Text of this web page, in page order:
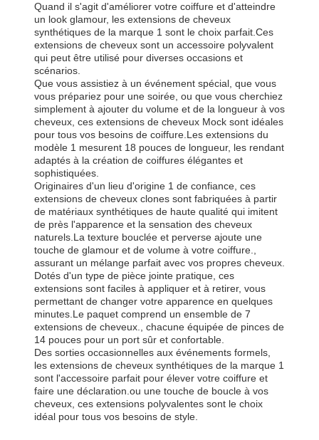
Quand il s'agit d'améliorer votre coiffure et d'atteindre
un look glamour, les extensions de cheveux
synthétiques de la marque 1 sont le choix parfait.Ces
extensions de cheveux sont un accessoire polyvalent
qui peut être utilisé pour diverses occasions et
scénarios.
Que vous assistiez à un événement spécial, que vous
vous prépariez pour une soirée, ou que vous cherchiez
simplement à ajouter du volume et de la longueur à vos
cheveux, ces extensions de cheveux Mock sont idéales
pour tous vos besoins de coiffure.Les extensions du
modèle 1 mesurent 18 pouces de longueur, les rendant
adaptés à la création de coiffures élégantes et
sophistiquées.
Originaires d'un lieu d'origine 1 de confiance, ces
extensions de cheveux clones sont fabriquées à partir
de matériaux synthétiques de haute qualité qui imitent
de près l'apparence et la sensation des cheveux
naturels.La texture bouclée et perverse ajoute une
touche de glamour et de volume à votre coiffure.,
assurant un mélange parfait avec vos propres cheveux.
Dotés d'un type de pièce jointe pratique, ces
extensions sont faciles à appliquer et à retirer, vous
permettant de changer votre apparence en quelques
minutes.Le paquet comprend un ensemble de 7
extensions de cheveux., chacune équipée de pinces de
14 pouces pour un port sûr et confortable.
Des sorties occasionnelles aux événements formels,
les extensions de cheveux synthétiques de la marque 1
sont l'accessoire parfait pour élever votre coiffure et
faire une déclaration.ou une touche de boucle à vos
cheveux, ces extensions polyvalentes sont le choix
idéal pour tous vos besoins de style.